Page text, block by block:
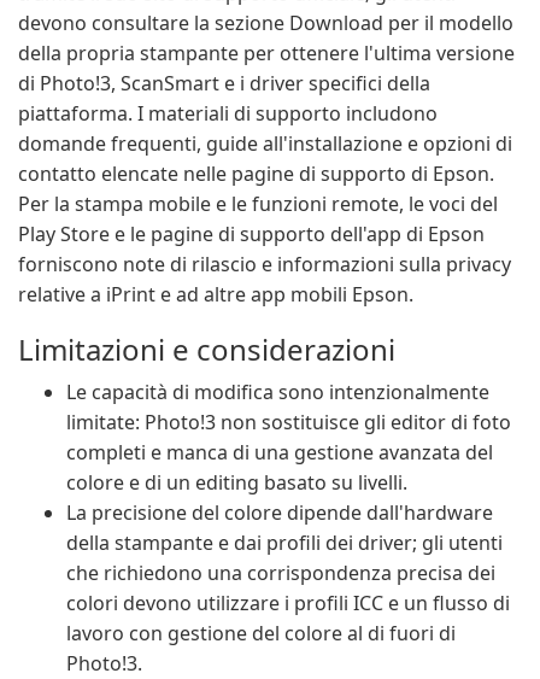
devono consultare la sezione Download per il modello
della propria stampante per ottenere l'ultima versione
di Photo!3, ScanSmart e i driver specifici della
piattaforma. I materiali di supporto includono
domande frequenti, guide all'installazione e opzioni di
contatto elencate nelle pagine di supporto di Epson.
Per la stampa mobile e le funzioni remote, le voci del
Play Store e le pagine di supporto dell'app di Epson
forniscono note di rilascio e informazioni sulla privacy
relative a iPrint e ad altre app mobili Epson.
Limitazioni e considerazioni
Le capacità di modifica sono intenzionalmente
limitate: Photo!3 non sostituisce gli editor di foto
completi e manca di una gestione avanzata del
colore e di un editing basato su livelli.
La precisione del colore dipende dall'hardware
della stampante e dai profili dei driver; gli utenti
che richiedono una corrispondenza precisa dei
colori devono utilizzare i profili ICC e un flusso di
lavoro con gestione del colore al di fuori di
Photo!3.